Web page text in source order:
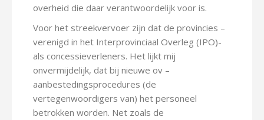
overheid die daar verantwoordelijk voor is.
Voor het streekvervoer zijn dat de provincies –
verenigd in het Interprovinciaal Overleg (IPO)-
als concessieverleners. Het lijkt mij
onvermijdelijk, dat bij nieuwe ov –
aanbestedingsprocedures (de
vertegenwoordigers van) het personeel
betrokken worden. Net zoals de